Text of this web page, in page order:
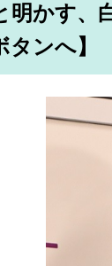
明かす、
タンへ】